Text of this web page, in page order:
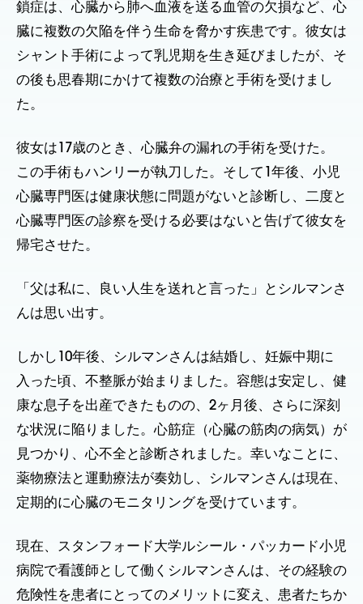
鎖症は、心臓から肺へ血液を送る血管の欠損など、心
臓に複数の欠陥を伴う生命を脅かす疾患です。彼女は
シャント手術によって乳児期を生き延びましたが、そ
の後も思春期にかけて複数の治療と手術を受けまし
た。
彼女は17歳のとき、心臓弁の漏れの手術を受けた。
この手術もハンリーが執刀した。そして1年後、小児
心臓専門医は健康状態に問題がないと診断し、二度と
心臓専門医の診察を受ける必要はないと告げて彼女を
帰宅させた。
「父は私に、良い人生を送れと言った」とシルマンさ
んは思い出す。
しかし10年後、シルマンさんは結婚し、妊娠中期に
入った頃、不整脈が始まりました。容態は安定し、健
康な息子を出産できたものの、2ヶ月後、さらに深刻
な状況に陥りました。心筋症（心臓の筋肉の病気）が
見つかり、心不全と診断されました。幸いなことに、
薬物療法と運動療法が奏効し、シルマンさんは現在、
定期的に心臓のモニタリングを受けています。
現在、スタンフォード大学ルシール・パッカード小児
病院で看護師として働くシルマンさんは、その経験の
危険性を患者にとってのメリットに変え、患者たちか